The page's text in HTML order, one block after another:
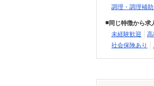
調理・調理補
同じ特徴から求
未経験歓迎
社会保険あり